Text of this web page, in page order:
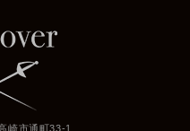
崎市通町33-1